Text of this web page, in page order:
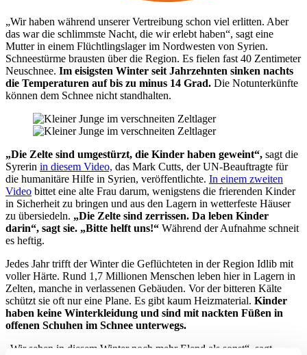
„Wir haben während unserer Vertreibung schon viel erlitten. Aber
das war die schlimmste Nacht, die wir erlebt haben“, sagt eine
Mutter in einem Flüchtlingslager im Nordwesten von Syrien.
Schneestürme brausten über die Region. Es fielen fast 40 Zentimeter
Neuschnee. Im eisigsten Winter seit Jahrzehnten sinken nachts
die Temperaturen auf bis zu minus 14 Grad. Die Notunterkünfte
können dem Schnee nicht standhalten.
„Die Zelte sind umgestürzt, die Kinder haben geweint“, sagt die
Syrerin in diesem Video, das Mark Cutts, der UN-Beauftragte für
die humanitäre Hilfe in Syrien, veröffentlichte. In einem zweiten
Video bittet eine alte Frau darum, wenigstens die frierenden Kinder
in Sicherheit zu bringen und aus den Lagern in wetterfeste Häuser
zu übersiedeln. „Die Zelte sind zerrissen. Da leben Kinder
darin“, sagt sie. „Bitte helft uns!“ Während der Aufnahme schneit
es heftig.
Jedes Jahr trifft der Winter die Geflüchteten in der Region Idlib mit
voller Härte. Rund 1,7 Millionen Menschen leben hier in Lagern in
Zelten, manche in verlassenen Gebäuden. Vor der bitteren Kälte
schützt sie oft nur eine Plane. Es gibt kaum Heizmaterial. Kinder
haben keine Winterkleidung und sind mit nackten Füßen in
offenen Schuhen im Schnee unterwegs.
„Wir sehen in diesem Winter noch mehr Elend als sonst“, sagt